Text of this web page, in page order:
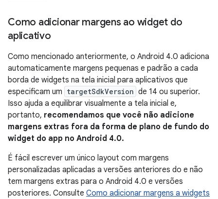
Como adicionar margens ao widget do
aplicativo
Como mencionado anteriormente, o Android 4.0 adiciona
automaticamente margens pequenas e padrão a cada
borda de widgets na tela inicial para aplicativos que
especificam um targetSdkVersion de 14 ou superior.
Isso ajuda a equilibrar visualmente a tela inicial e,
portanto, recomendamos que você não adicione
margens extras fora da forma de plano de fundo do
widget do app no Android 4.0.
É fácil escrever um único layout com margens
personalizadas aplicadas a versões anteriores do e não
tem margens extras para o Android 4.0 e versões
posteriores. Consulte Como adicionar margens a widgets